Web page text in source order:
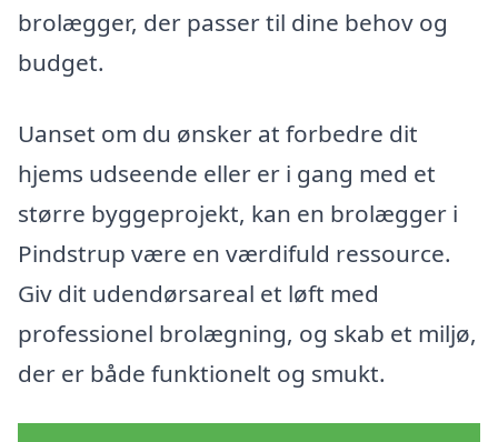
brolægger, der passer til dine behov og
budget.
Uanset om du ønsker at forbedre dit
hjems udseende eller er i gang med et
større byggeprojekt, kan en brolægger i
Pindstrup være en værdifuld ressource.
Giv dit udendørsareal et løft med
professionel brolægning, og skab et miljø,
der er både funktionelt og smukt.